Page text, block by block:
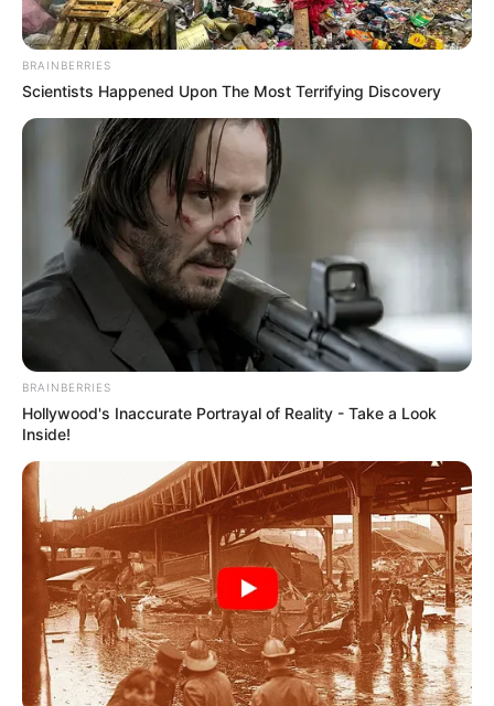
1.ทำไมจึงเป็นคนไม่มีเสน่ห์ ขาดคนรักใคร่เอ็นดูวิบาก
กรรม นี้เกิดจาก การที่ไม่เคยถวายเครื่องหอมกับสิ่ง
ศักดิ์สิทธิ์
วิธีแก้กรรม ต้องหมั่นทำบุญทำทาน ไหว้พระ
วันพระ พร้อมจุดธูปเทียนหอมและดอกไม้สด ถวาย
พระพุทธรูปอย่างสม่ำเสมอ ส่วนการถวายสิ่งของเครื่องใช้ ก็
ควรเป็นสิ่งที่พระสงฆ์ใช้ประโยชน์ได้อย่างไม่เกิดกิเลสหรือ
มัวเมา พร้อมกับการปฏิบบัติดี ทั้งกับตัวเองและผู้อื่น ด้วย
การคิดดี พูดดี ทำดี อย่างสม่ำเสมอ
BRAINBERRIES
Scientists Happened Upon The Most Terrifying Discovery
BRAINBERRIES
Hollywood's Inaccurate Portrayal of Reality - Take a Look
Inside!